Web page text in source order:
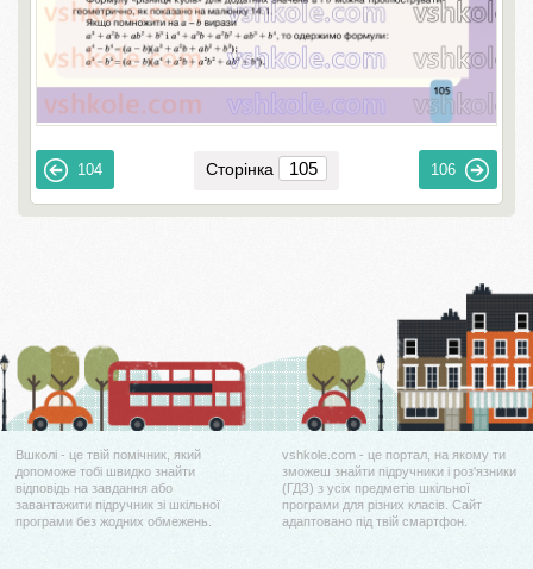
104 Сторінка 106
Вшколі - це твій помічник, який
допоможе тобі швидко знайти
відповідь на завдання або
завантажити підручник зі шкільної
програми без жодних обмежень.
vshkole.com - це портал, на якому ти
зможеш знайти підручники і роз'язники
(ГДЗ) з усіх предметів шкільної
програми для різних класів. Сайт
адаптовано під твій смартфон.